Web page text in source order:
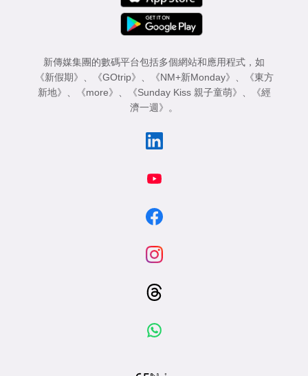
新傳媒集團的數碼平台包括多個網站和應用程式，如
《新假期》
《GOtrip》 《NM+新Monday》
《東方
新地》
《more》 《Sunday Kiss 親子童萌》
《經
濟一週》
。